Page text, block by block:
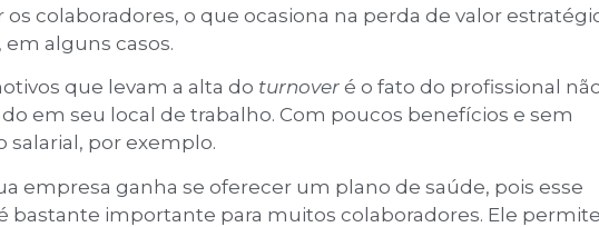
colaboradores, o que ocasiona na perda de valor
alguns casos.
que levam a alta do turnover é o fato do profissional
em seu local de trabalho. Com poucos benefícios e sem
salarial, por exemplo.
empresa ganha se oferecer um plano de saúde, pois esse
bastante importante para muitos colaboradores. Ele permite